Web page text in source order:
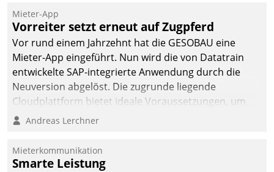
Mieter-App
Vorreiter setzt erneut auf Zugpferd
Vor rund einem Jahrzehnt hat die GESOBAU eine
Mieter-App eingeführt. Nun wird die von Datatrain
entwickelte SAP-integrierte Anwendung durch die
Neuversion abgelöst. Die zugrunde liegende
Cloudplattform bietet ideale Voraussetzungen, um
die Funktionalität der App zu erweitern und weitere
integrieren.
Andreas Lerchner
Mieterkommunikation
Smarte Leistung